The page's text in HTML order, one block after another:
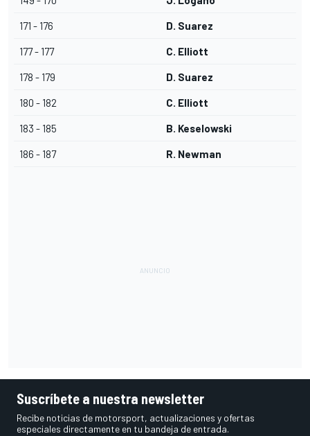
171 - 176 D. Suarez
177 - 177 C. Elliott
178 - 179 D. Suarez
180 - 182 C. Elliott
183 - 185 B. Keselowski
186 - 187 R. Newman
Suscríbete a nuestra newsletter
Recibe noticias de motorsport, actualizaciones y ofertas
especiales directamente en tu bandeja de entrada.